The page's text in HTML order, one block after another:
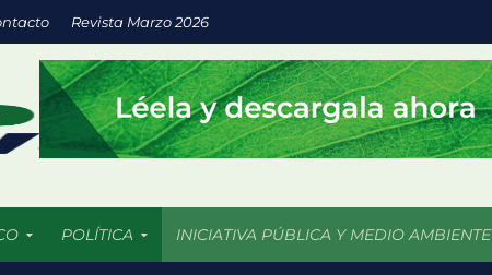
Revista Marzo 2026
POLÍTICA INICIATIVA PÚBLICA Y MEDIO AMBIENTE